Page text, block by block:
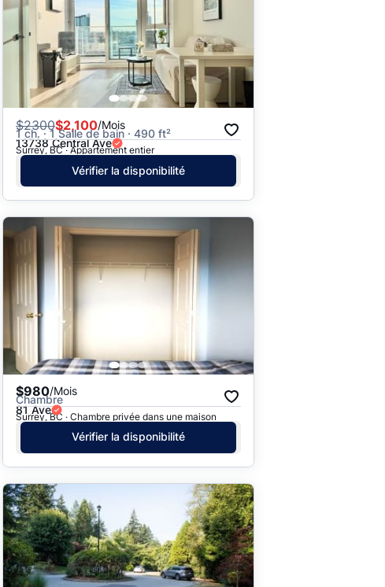
$2300$2,100/Mois
1 ch. · 1 Salle de bain · 490 ft²
13738 Central Ave
Surrey, BC · Appartement entier
Vérifier la disponibilité
$980/Mois
Chambre
81 Ave
Surrey, BC · Chambre privée dans une maison
Vérifier la disponibilité